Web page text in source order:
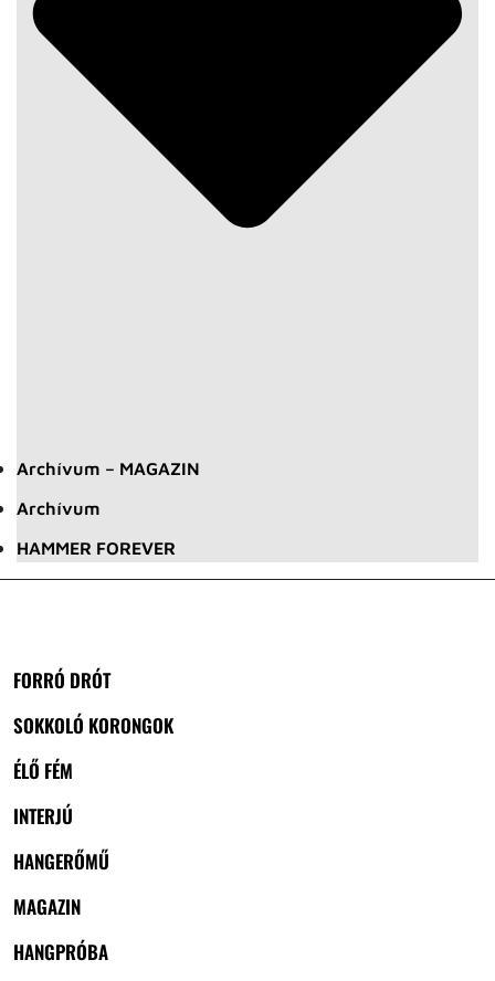
Archívum – MAGAZIN
Archívum
HAMMER FOREVER
FORRÓ DRÓT
SOKKOLÓ KORONGOK
ÉLŐ FÉM
INTERJÚ
HANGERŐMŰ
MAGAZIN
HANGPRÓBA